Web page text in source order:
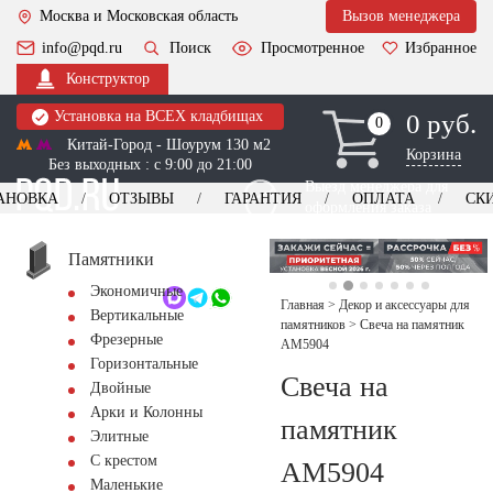
Москва и Московская область
Вызов менеджера
info@pqd.ru
Поиск Просмотренное
Избранное
Конструктор
Установка на ВСЕХ кладбищах
Китай-Город - Шоурум 130 м2
Без выходных : с 9:00 до 21:00
0
0 0 руб.
Корзина
Выезд менеджера для
оформления заказа
+7 (495) 518-44-23
Обратный звонок
ОТЗЫВЫ ГАРАНТИЯ ОПЛАТА
Памятники
Экономичные
Вертикальные
Фрезерные
Горизонтальные
Двойные
Арки и Колонны
Элитные
С крестом
Маленькие
Главная > Декор и аксессуары для
памятников > Свеча на памятник
AM5904
Свеча на
памятник
AM5904